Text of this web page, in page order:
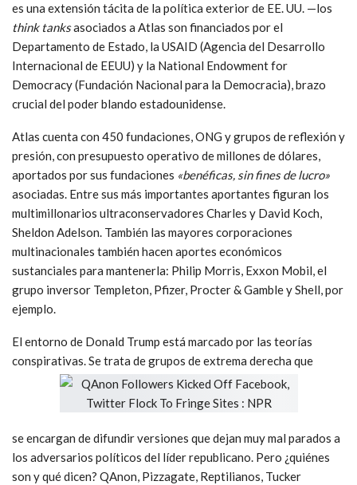
es una extensión tácita de la política exterior de EE. UU. —los
think tanksasociados a Atlas son financiados por el
Departamento de Estado, la USAID (Agencia del Desarrollo
Internacional de EEUU) y la National Endowment for
Democracy (Fundación Nacional para la Democracia), brazo
crucial del poder blando estadounidense.
Atlas cuenta con 450 fundaciones, ONG y grupos de reflexión y
presión, con presupuesto operativo de millones de dólares,
aportados por sus fundaciones «benéficas, sin fines de lucro»
asociadas. Entre sus más importantes aportantes figuran los
multimillonarios ultraconservadores Charles y David Koch,
Sheldon Adelson. También las mayores corporaciones
multinacionales también hacen aportes económicos
sustanciales para mantenerla: Philip Morris, Exxon Mobil, el
grupo inversor Templeton, Pfizer, Procter & Gamble y Shell, por
ejemplo.
El entorno de Donald Trump está marcado por las teorías
conspirativas. Se trata de grupos de extrema derecha que
se encargan de difundir versiones que dejan muy mal parados a
los adversarios políticos del líder republicano. Pero ¿quiénes
son y qué dicen? QAnon, Pizzagate, Reptilianos, Tucker